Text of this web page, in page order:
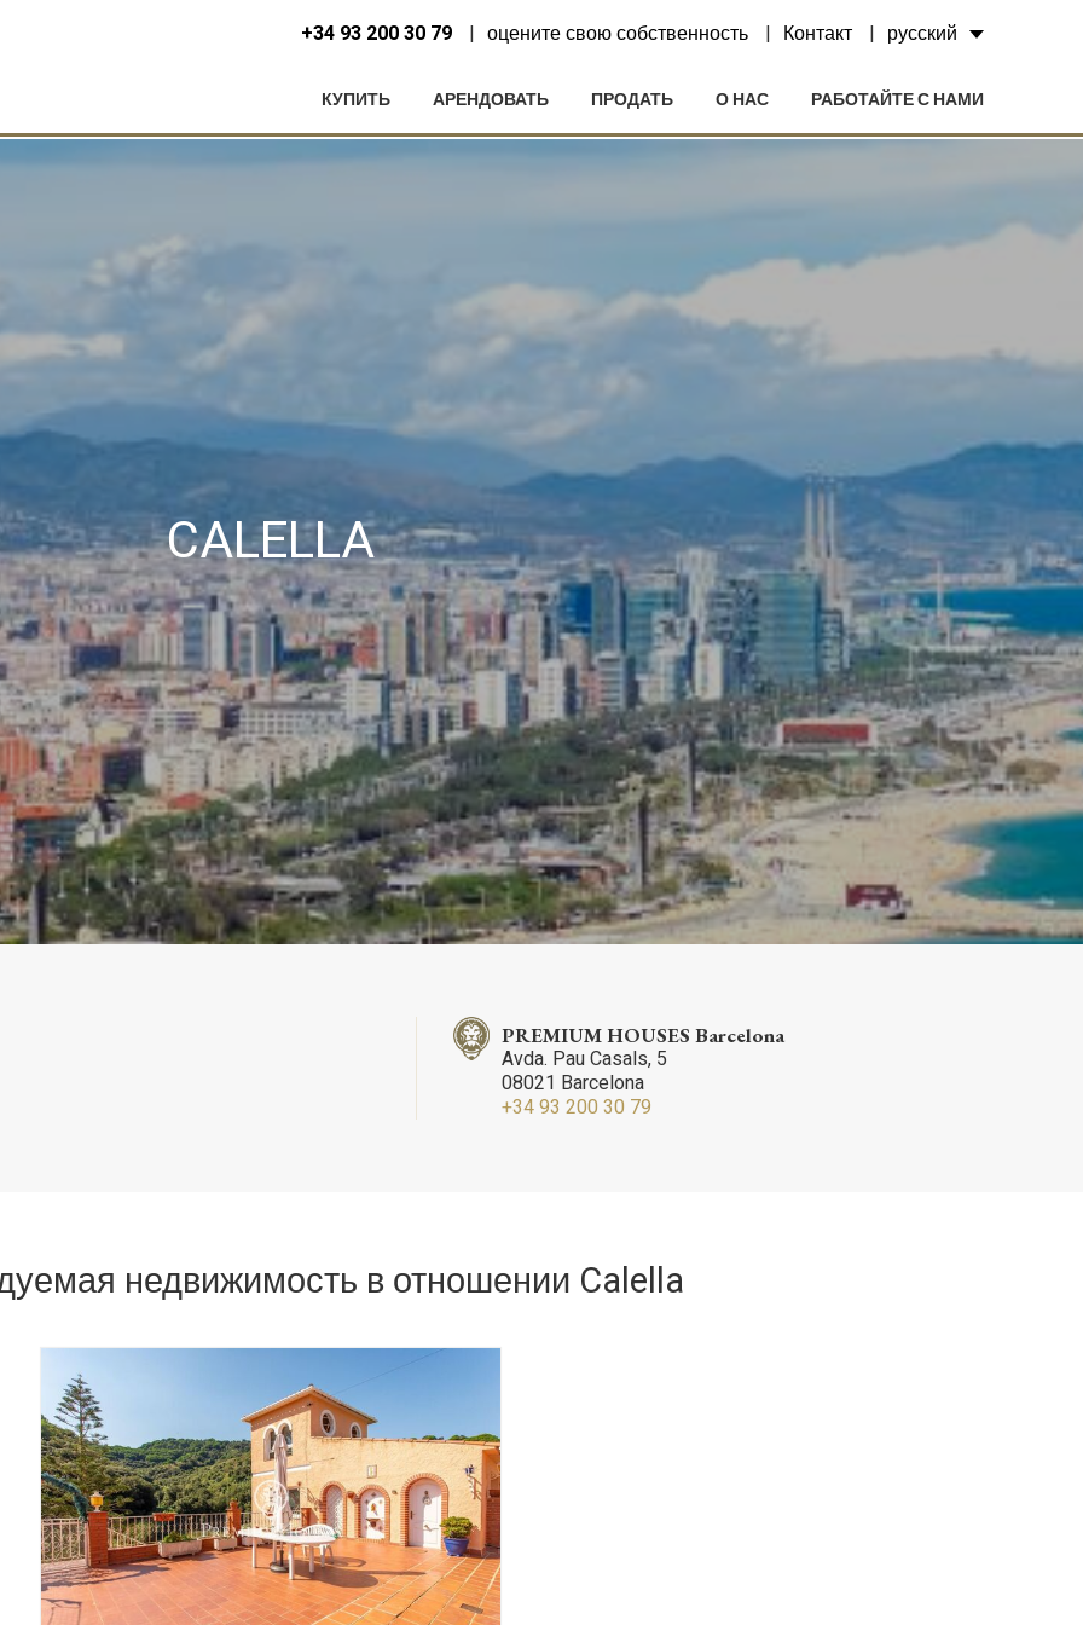
+34 93 200 30 79 оцените свою собственность Контакт русский
КУПИТЬ АРЕНДОВАТЬ ПРОДАТЬ О НАС РАБОТАЙТЕ С НАМИ
CALELLA
PREMIUM HOUSES Barcelona
Avda. Pau Casals, 5
08021 Barcelona
+34 93 200 30 79
недвижимость в отношении Calella
куки
и функциональный
Всегда активный
сайт использует собственные файлы cookie для сбора информации с
наших услуг. Если вы продолжите просмотр, вы соглашаетесь с
Пользователь имеет возможность настроить свой браузер, имея
если он того пожелает, предотвратить их установку на свой жесткий
он должен помнить, что такое действие может вызвать трудности при
по веб-сайту.
и персонализация
отслеживать и анализировать поведение пользователей этого веб-
собранная с помощью этого типа файлов cookie,
для измерения активности в Интернете для разработки профилей
пользователей с целью внесения улучшений на основе анализа
использовании, сделанных пользователями службы. Они позволяют
информацию о предпочтениях пользователя, чтобы улучшить
наших услуг и предложить лучший опыт с помощью рекомендуемых
cookie используются для хранения информации о предпочтениях и
пользователя путем постоянного наблюдения за его привычками
Благодаря им мы можем узнать привычки просмотра на веб-сайте и